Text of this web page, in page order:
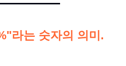
라는 숫자의 의미.